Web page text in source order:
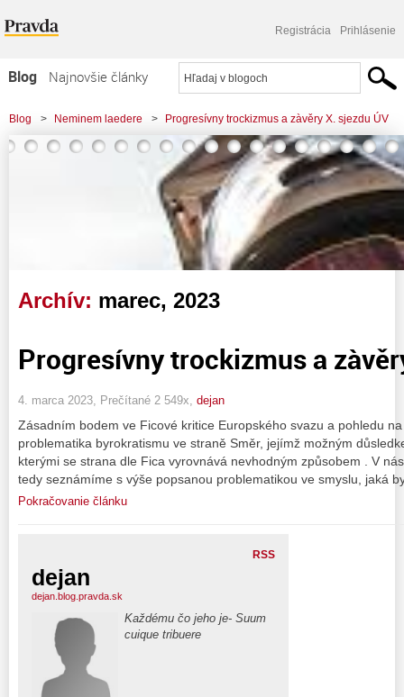
Registrácia Prihlásenie
Blog
Najnovšie články
Najčítanejšie články
Najkomentovanejšie články
Blog > Neminem laedere > Progresívny trockizmus a zàvěry X. sjezdu ÚV
Archív: marec, 2023
Progresívny trockizmus a
4. marca 2023, Prečítané 2 549x, dejan
Zásadním bodem ve Ficové kritice Europského svazu a pohledu
problematika byrokratismu ve straně Směr, jejímž možným
kterými se strana dle Fica vyrovnává nevhodným způsobem . V
tedy seznámíme s výše popsanou problematikou ve smyslu, jaká
Pokračovanie článku
RSS
dejan
dejan.blog.pravda.sk
Každému čo jeho je- Suum
cuique tribuere